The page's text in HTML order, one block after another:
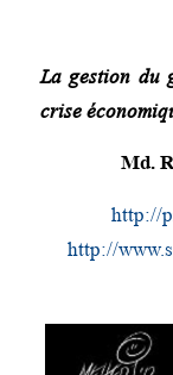
La gestion du
crise
Md.
http://
http://